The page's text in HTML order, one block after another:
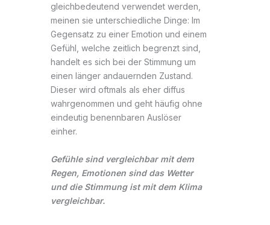
gleichbedeutend verwendet werden,
meinen sie unterschiedliche Dinge: Im
Gegensatz zu einer Emotion und einem
Gefühl, welche zeitlich begrenzt sind,
handelt es sich bei der Stimmung um
einen länger andauernden Zustand.
Dieser wird oftmals als eher diffus
wahrgenommen und geht häufig ohne
eindeutig benennbaren Auslöser
einher.
Gefühle sind vergleichbar mit dem
Regen, Emotionen sind das Wetter
und die Stimmung ist mit dem Klima
vergleichbar.